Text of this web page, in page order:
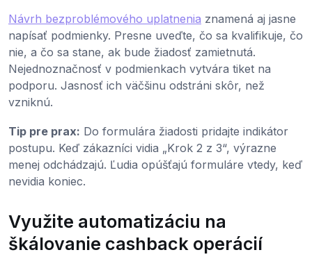
Návrh bezproblémového uplatnenia znamená aj jasne
napísať podmienky. Presne uveďte, čo sa kvalifikuje, čo
nie, a čo sa stane, ak bude žiadosť zamietnutá.
Nejednoznačnosť v podmienkach vytvára tiket na
podporu. Jasnosť ich väčšinu odstráni skôr, než
vzniknú.
Tip pre prax: Do formulára žiadosti pridajte indikátor
postupu. Keď zákazníci vidia „Krok 2 z 3“, výrazne
menej odchádzajú. Ľudia opúšťajú formuláre vtedy, keď
nevidia koniec.
Využite automatizáciu na
škálovanie cashback operácií